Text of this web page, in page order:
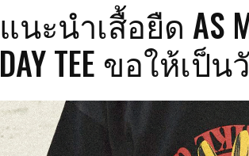
แนะนำเสื้อยืด AS M
DAY TEE ขอให้เป็